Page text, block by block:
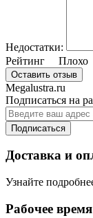
Недостатки:
Рейтинг Плохо
Оставить отзыв
Megalustra.ru
Подписаться на
Подписаться
Доставка и
Узнайте
Рабочее время